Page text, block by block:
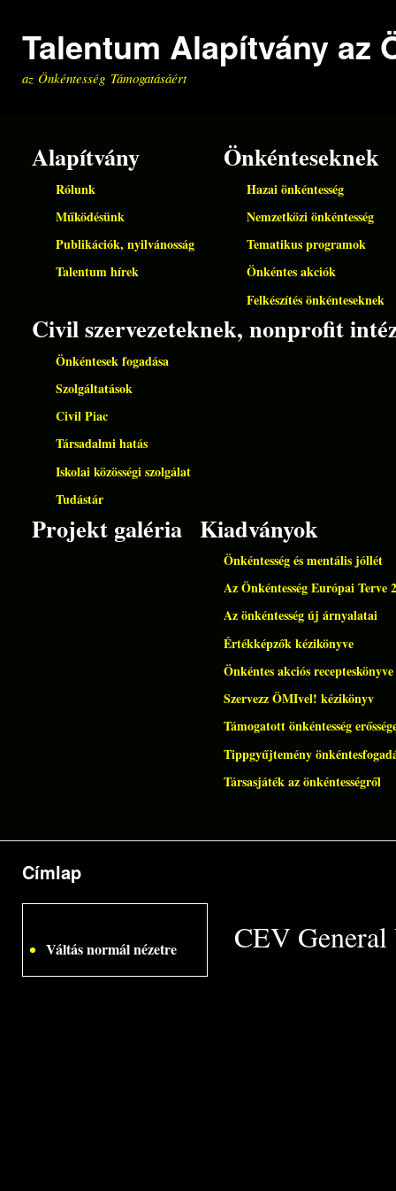
Talentum Alapítvány az
az Önkéntesség Támogatásáért
Alapítvány
Rólunk
Működésünk
Publikációk, nyilvánosság
Talentum hírek
Önkénteseknek
Hazai önkéntesség
Nemzetközi önkéntesség
Tematikus programok
Önkéntes akciók
Felkészítés önkénteseknek
Civil szervezeteknek, nonprofit
Önkéntesek fogadása
Szolgáltatások
Civil Piac
Társadalmi hatás
Iskolai közösségi szolgálat
Tudástár
Projekt galéria Kiadványok
Önkéntesség és mentális jóllét
Az Önkéntesség Európai Terve
Az önkéntesség új árnyalatai
Értékképzők kézikönyve
Önkéntes akciós recepteskönyve
Szervezz ÖMIvel! kézikönyv
Támogatott önkéntesség
Tippgyűjtemény
Társasjáték az önkéntességről
Jelenlegi hely
Címlap
Váltás normál nézetre CEV